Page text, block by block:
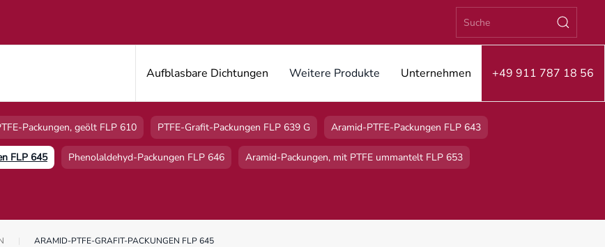
Aufblasbare Dichtungen Weitere Produkte Unternehmen +49 911 787 18 56
Packungen, geölt FLP 610 PTFE-Grafit-Packungen FLP 639 G Aramid-PTFE-Packungen FLP 643
FLP 645 Phenolaldehyd-Packungen FLP 646 Aramid-Packungen, mit PTFE ummantelt FLP 653
ARAMID-PTFE-GRAFIT-PACKUNGEN FLP 645